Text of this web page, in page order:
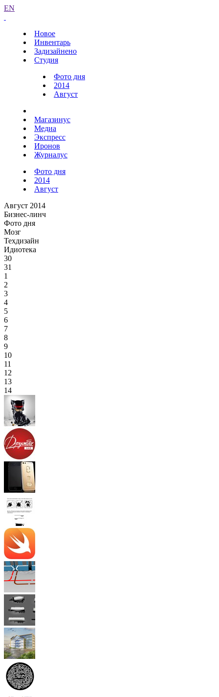
EN
Новое
Инвентарь
Задизайнено
Студия
Фото дня
2014
Август
Магазинус
Медиа
Экспресс
Иронов
Журналус
Фото дня
2014
Август
Август 2014
Бизнес-линч
Фото дня
Мозг
Техдизайн
Идиотека
30
31
1
2
3
4
5
6
7
8
9
10
11
12
13
14